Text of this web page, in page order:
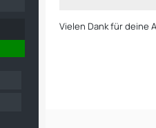
Vielen Dank für deine